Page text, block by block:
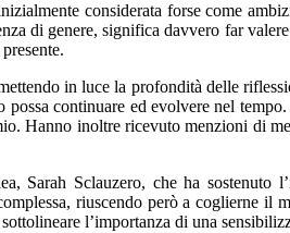
considerata forse come
di genere, significa davvero far
in luce la profondità delle
continuare ed evolvere nel
Hanno inoltre ricevuto menzioni di
Sarah Sclauzero, che ha sostenuto
riuscendo però a coglierne il
l’importanza di una